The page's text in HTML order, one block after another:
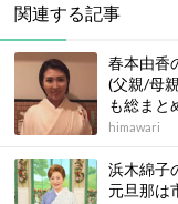
関連する記事
春本由香
(父親/母
も総まと
himawari
浜木綿子
元旦那は